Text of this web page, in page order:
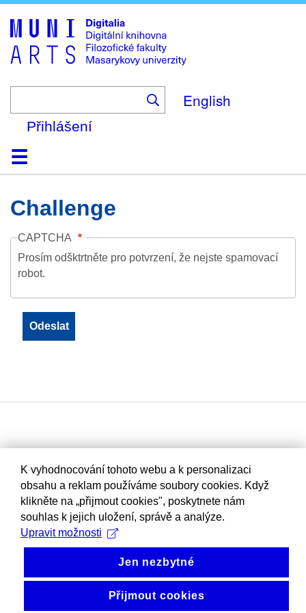
to
main
content
English
Přihlášení
DomůKolekce
Prohlížení
Vyhledávání
O platformě
Nápověda
KontaktDigitalia
Challenge
CAPTCHA
Prosím odšktrtněte pro potvrzení, že nejste spamovací
robot.
K vyhodnocování tohoto webu a k personalizaci
obsahu a reklam používáme soubory cookies. Když
klikněte na „přijmout cookies", poskytnete nám
souhlas k jejich uložení, správě a analýze.
Upravit možnosti
Jen nezbytné
Přijmout cookies